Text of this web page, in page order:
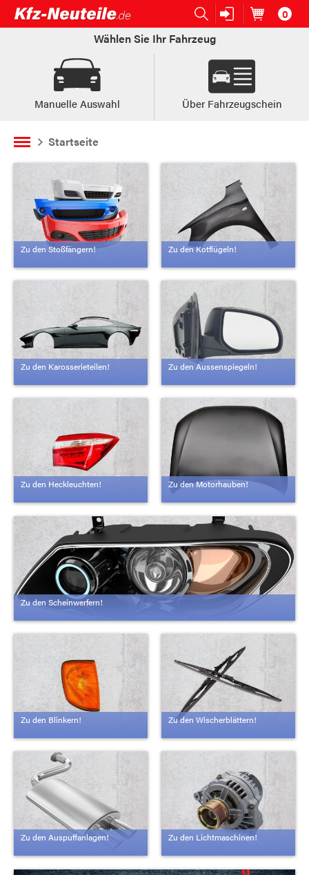
Open submenu (Ersatzteile:)
Ersatzteile: Artikel im
0
Wählen Sie Ihr Fahrzeug
Manuelle Auswahl Über Fahrzeugschein
Startseite
Zu den Stoßfängern! Zu den Kotflügeln!
Zu den Karosserieteilen! Zu den Aussenspiegeln!
Zu den Heckleuchten! Zu den Motorhauben!
Zu den Scheinwerfern!
Zu den Blinkern! Zu den Wischerblättern!
Zu den Auspuffanlagen! Zu den Lichtmaschinen!